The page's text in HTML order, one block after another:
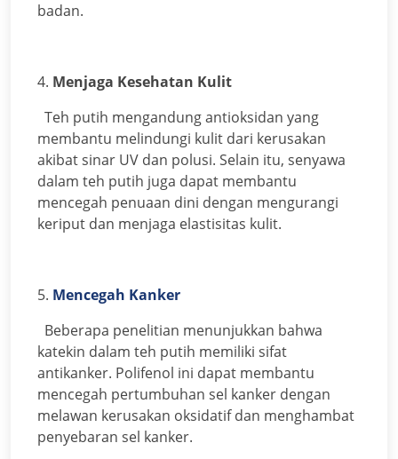
badan.
4. Menjaga Kesehatan Kulit
Teh putih mengandung antioksidan yang
membantu melindungi kulit dari kerusakan
akibat sinar UV dan polusi. Selain itu, senyawa
dalam teh putih juga dapat membantu
mencegah penuaan dini dengan mengurangi
keriput dan menjaga elastisitas kulit.
5. Mencegah Kanker
Beberapa penelitian menunjukkan bahwa
katekin dalam teh putih memiliki sifat
antikanker. Polifenol ini dapat membantu
mencegah pertumbuhan sel kanker dengan
melawan kerusakan oksidatif dan menghambat
penyebaran sel kanker.